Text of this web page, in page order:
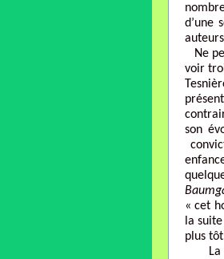
d’une
Ne
voir
son
« cet
la
plus
La